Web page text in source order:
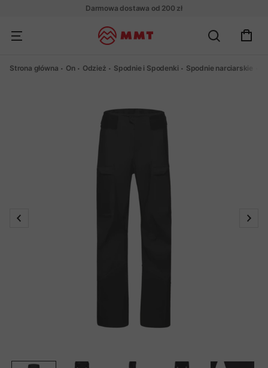
Darmowa dostawa od 200 zł
Strona główna On Odzież Spodnie i Spodenki Spodnie narciarskie